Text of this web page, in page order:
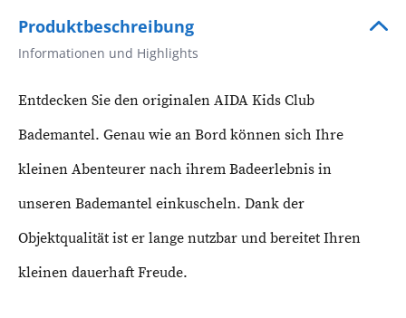
Produktbeschreibung
Informationen und Highlights
Entdecken Sie den originalen AIDA Kids Club
Bademantel. Genau wie an Bord können sich Ihre
kleinen Abenteurer nach ihrem Badeerlebnis in
unseren Bademantel einkuscheln. Dank der
Objektqualität ist er lange nutzbar und bereitet Ihren
kleinen dauerhaft Freude.